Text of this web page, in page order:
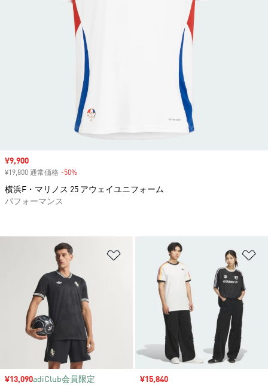
ほしいものリストに追加
セール価格
¥13,090adiClub会員限定
セール価格
¥15,840
セール価格
¥9,900
¥19,800 通常価格 -50%
横浜F・マリノス 25 アウェイユニフォーム
パフォーマンス